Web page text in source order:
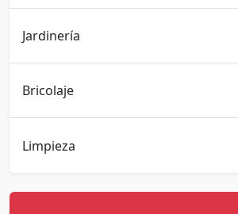
Jardinería
Bricolaje
Limpieza